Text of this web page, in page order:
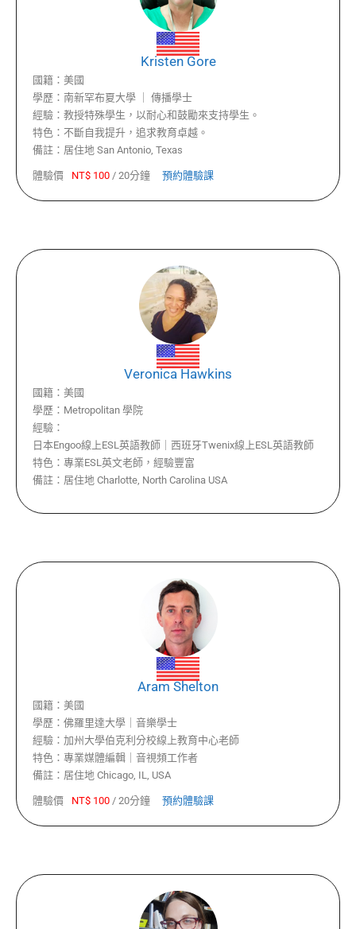
Kristen Gore
國籍： 美國
學歷： 南新罕布夏大學 ｜ 傳播學士
經驗： 教授特殊學生，以耐心和鼓勵來支持學生。
特色： 不斷自我提升，追求教育卓越。
備註： 居住地 San Antonio, Texas
體驗價 NT$ 100 / 20分鐘 預約體驗課
Veronica Hawkins
國籍： 美國
學歷： Metropolitan 學院
經驗：
日本Engoo線上ESL英語教師｜西班牙Twenix線上ESL英語教師
特色： 專業ESL英文老師，經驗豐富
備註： 居住地 Charlotte, North Carolina USA
Aram Shelton
國籍： 美國
學歷： 佛羅里達大學｜音樂學士
經驗： 加州大學伯克利分校線上教育中心老師
特色： 專業媒體編輯｜音視頻工作者
備註： 居住地 Chicago, IL, USA
體驗價 NT$ 100 / 20分鐘 預約體驗課